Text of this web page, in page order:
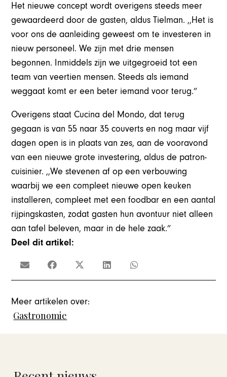
Het nieuwe concept wordt overigens steeds meer
gewaardeerd door de gasten, aldus Tielman. ,,Het is
voor ons de aanleiding geweest om te investeren in
nieuw personeel. We zijn met drie mensen
begonnen. Inmiddels zijn we uitgegroeid tot een
team van veertien mensen. Steeds als iemand
weggaat komt er een beter iemand voor terug.”
Overigens staat Cucina del Mondo, dat terug
gegaan is van 55 naar 35 couverts en nog maar vijf
dagen open is in plaats van zes, aan de vooravond
van een nieuwe grote investering, aldus de patron-
cuisinier. ,,We stevenen af op een verbouwing
waarbij we een compleet nieuwe open keuken
installeren, compleet met een foodbar en een aantal
rijpingskasten, zodat gasten hun avontuur niet alleen
aan tafel beleven, maar in de hele zaak.”
Deel dit artikel:
Meer artikelen over:
Gastronomie